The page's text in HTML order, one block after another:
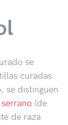
se
curadas
se distinguen
(de
de raza